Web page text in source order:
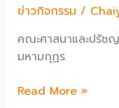
กุมารี
ข่าวกิจกรรม /
คณะศาสนาและปรัช
มหามกุฏร
คณะ
Read More »